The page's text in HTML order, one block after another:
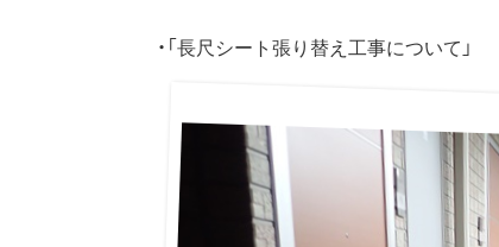
・「長尺シート張り替え工事について」